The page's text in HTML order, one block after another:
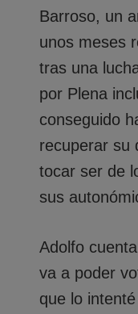
Barroso, un
unos meses
tras una
por Plena
conseguido
recuperar su
tocar ser de
sus
Adolfo
va a poder
que lo